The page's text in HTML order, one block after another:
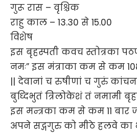
गुरू रास – वृश्चिक
राहु काल – 13.30 से 15.00
विशेष
इस बृहस्पती कवच स्तोत्रका
नमः” इस मंत्राका कम से कम
|| देवानां च रुषीणां च गुरुं
बुध्दिभुतं त्रिलोकेशं तं नमामी
इस मन्त्रका कम से कम 11 बार
अपने सद्गगुरु को मीठे हलवे का